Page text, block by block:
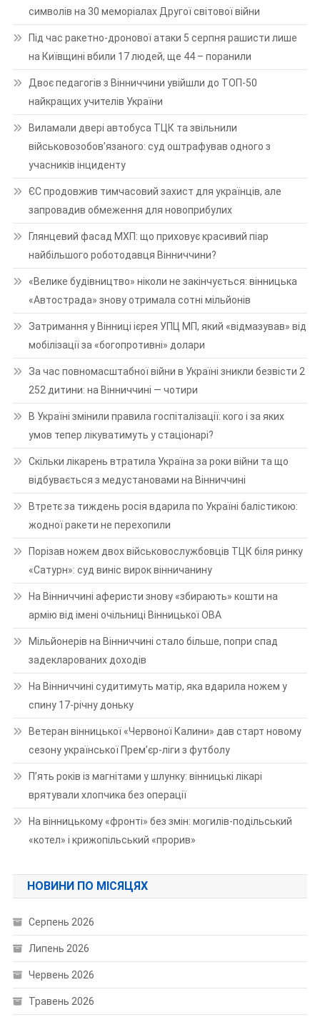
символів на 30 меморіалах Другої світової війни
Під час ракетно-дронової атаки 5 серпня рашисти лише
на Київщині вбили 17 людей, ще 44 – поранили
Двоє педагогів з Вінниччини увійшли до ТОП-50
найкращих учителів України
Виламали двері автобуса ТЦК та звільнили
військовозобов’язаного: суд оштрафував одного з
учасників інциденту
ЄС продовжив тимчасовий захист для українців, але
запровадив обмеження для новоприбулих
Глянцевий фасад МХП: що приховує красивий піар
найбільшого роботодавця Вінниччини?
«Велике будівництво» ніколи не закінчується: вінницька
«Автострада» знову отримала сотні мільйонів
Затримання у Вінниці ієрея УПЦ МП, який «відмазував» від
мобілізації за «богопротивні» долари
За час повномасштабної війни в Україні зникли безвісти 2
252 дитини: на Вінниччині — чотири
В Україні змінили правила госпіталізації: кого і за яких
умов тепер лікуватимуть у стаціонарі?
Скільки лікарень втратила Україна за роки війни та що
відбувається з медустановами на Вінниччині
Втретє за тиждень росія вдарила по Україні балістикою:
жодної ракети не перехопили
Порізав ножем двох військовослужбовців ТЦК біля ринку
«Сатурн»: суд виніс вирок вінничанину
На Вінниччині аферисти знову «збирають» кошти на
армію від імені очільниці Вінницької ОВА
Мільйонерів на Вінниччині стало більше, попри спад
задекларованих доходів
На Вінниччині судитимуть матір, яка вдарила ножем у
спину 17-річну доньку
Ветеран вінницької «Червоної Калини» дав старт новому
сезону української Прем’єр-ліги з футболу
П’ять років із магнітами у шлунку: вінницькі лікарі
врятували хлопчика без операції
На вінницькому «фронті» без змін: могилів-подільський
«котел» і крижопільський «прорив»
НОВИНИ ПО МІСЯЦЯХ
Серпень 2026
Липень 2026
Червень 2026
Травень 2026